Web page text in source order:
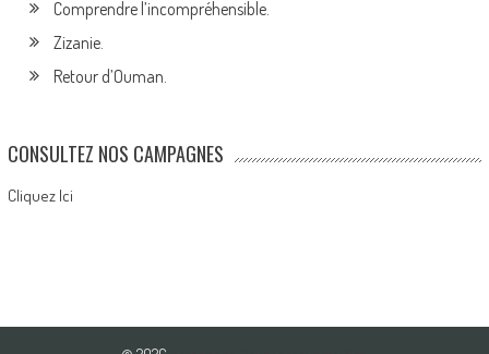
Comprendre l’incompréhensible.
Zizanie.
Retour d’Ouman.
CONSULTEZ NOS CAMPAGNES
Cliquez Ici